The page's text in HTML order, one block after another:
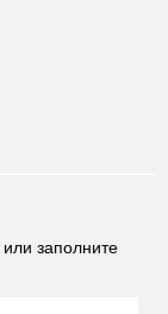
или заполните